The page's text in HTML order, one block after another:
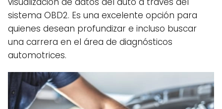
sistema OBD2. Es una excelente opción para
quienes desean profundizar e incluso buscar
una carrera en el área de diagnósticos
automotrices.